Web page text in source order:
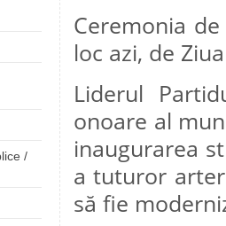
/
Ceremonia
loc azi, de
Liderul
onoare al
inaugurarea
a tuturor
să fie